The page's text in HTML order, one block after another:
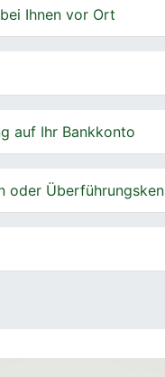
Ihnen vor Ort
auf Ihr Bankkonto
oder